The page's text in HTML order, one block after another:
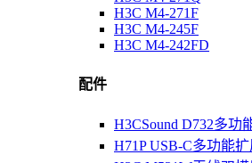
H3C M4-271F
H3C M4-245F
H3C M4-242FD
配件
H3CSound D732多功
H71P USB-C多功能